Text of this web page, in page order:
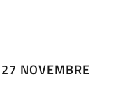
NOVEMBRE